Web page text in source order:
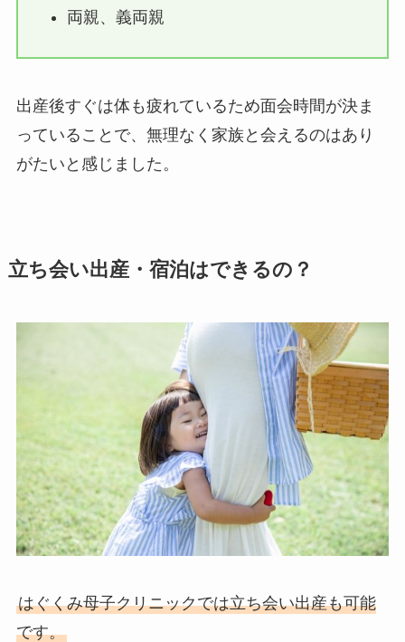
両親、義両親
出産後すぐは体も疲れているため面会時間が決ま
っていることで、無理なく家族と会えるのはあり
がたいと感じました。
立ち会い出産・宿泊はできるの？
はぐくみ母子クリニックでは立ち会い出産も可能
です。